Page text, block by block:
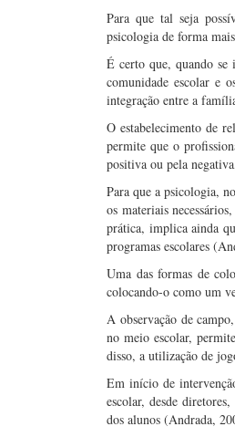
Para que tal seja
psicologia de forma
É certo que, quando se
comunidade escolar e
integração entre a
O estabelecimento de
permite que o
positiva ou pela
Para que a psicologia,
os materiais
prática, implica ainda
programas escolares
Uma das formas de
colocando-o como um
A observação de
no meio escolar,
disso, a utilização de
Em início de
escolar, desde
dos alunos (Andrada,